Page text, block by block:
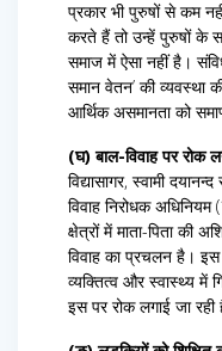
प्रकार भी पुरुषों से कम
करते हैं तो उन्हें पुरुषों के
समाज में ऐसा नहीं है।
समान वेतन’ की व्यवस्था
आर्थिक असमानता को
(घ) बाल-विवाह पर रोक
विद्यासागर, स्वामी
विवाह निरोधक
क्षेत्रों में माता-पिता की
विवाह का प्रचलन है।
व्यक्तित्व और स्वास्थ्य में
इस पर रोक लगाई जा रही